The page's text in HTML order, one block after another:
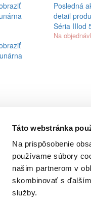
Táto webstránka
Na prispôsobenie
používame súbory
našim partnerom v
skombinovať s
služby.
Posledná
detail
Séria IIIod
Na